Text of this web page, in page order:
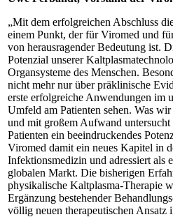
„Mit dem erfolgreichen Abschluss
einem Punkt, der für Viromed und
von herausragender Bedeutung ist.
Potenzial unserer
Organsysteme des Menschen.
nicht mehr nur über präklinische
erste erfolgreiche Anwendungen im
Umfeld am Patienten sehen. Was
und mit großem Aufwand untersucht
Patienten ein beeindruckendes
Viromed damit ein neues Kapitel in
Infektionsmedizin und adressiert als
globalen Markt. Die bisherigen
physikalische Kaltplasma-Therapie
Ergänzung bestehender
völlig neuen therapeutischen Ansatz